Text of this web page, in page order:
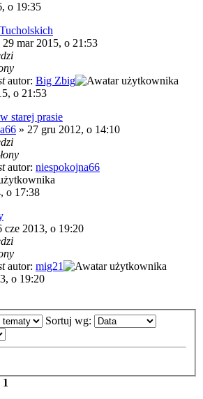
o 19:35
29 mar 2015, o 21:53
autor: Big Zbig
o 21:53
starej prasie
» 27 gru 2012, o 14:10
autor: niespokojna66
o 17:38
cze 2013, o 19:20
autor: mig21
o 19:20
Sortuj wg:
1